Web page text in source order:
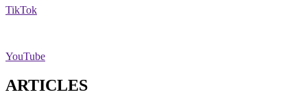
TikTok
YouTube
ARTICLES